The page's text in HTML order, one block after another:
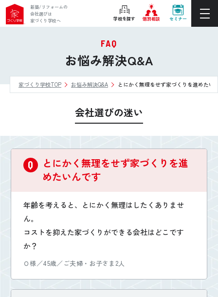
新築/リフォームの
会社選びは
家づくり学校へ
学校を探す 個別相談 セミナー
ぴったりの住宅会社をご提案
個別相談
後悔しない家づくりをレクチャー
セミナーをみる
ご利用は無料！全国20校
お近くの学校を探す
ホーム
家づくり学校とは
お悩み・相談事例
ご利用者の声・実例
FAQ
お悩み解決Q&A
家づくり学校TOP お悩み解決Q&A とにかく無理をせず家づくりを進めたい
会社選びの迷い
とにかく無理をせず家づくりを進
めたいんです
年齢を考えると、とにかく無理はしたくありませ
ん。
コストを抑えた家づくりができる会社はどこです
か？
Ｏ様／45歳／ご夫婦・お子さま2人